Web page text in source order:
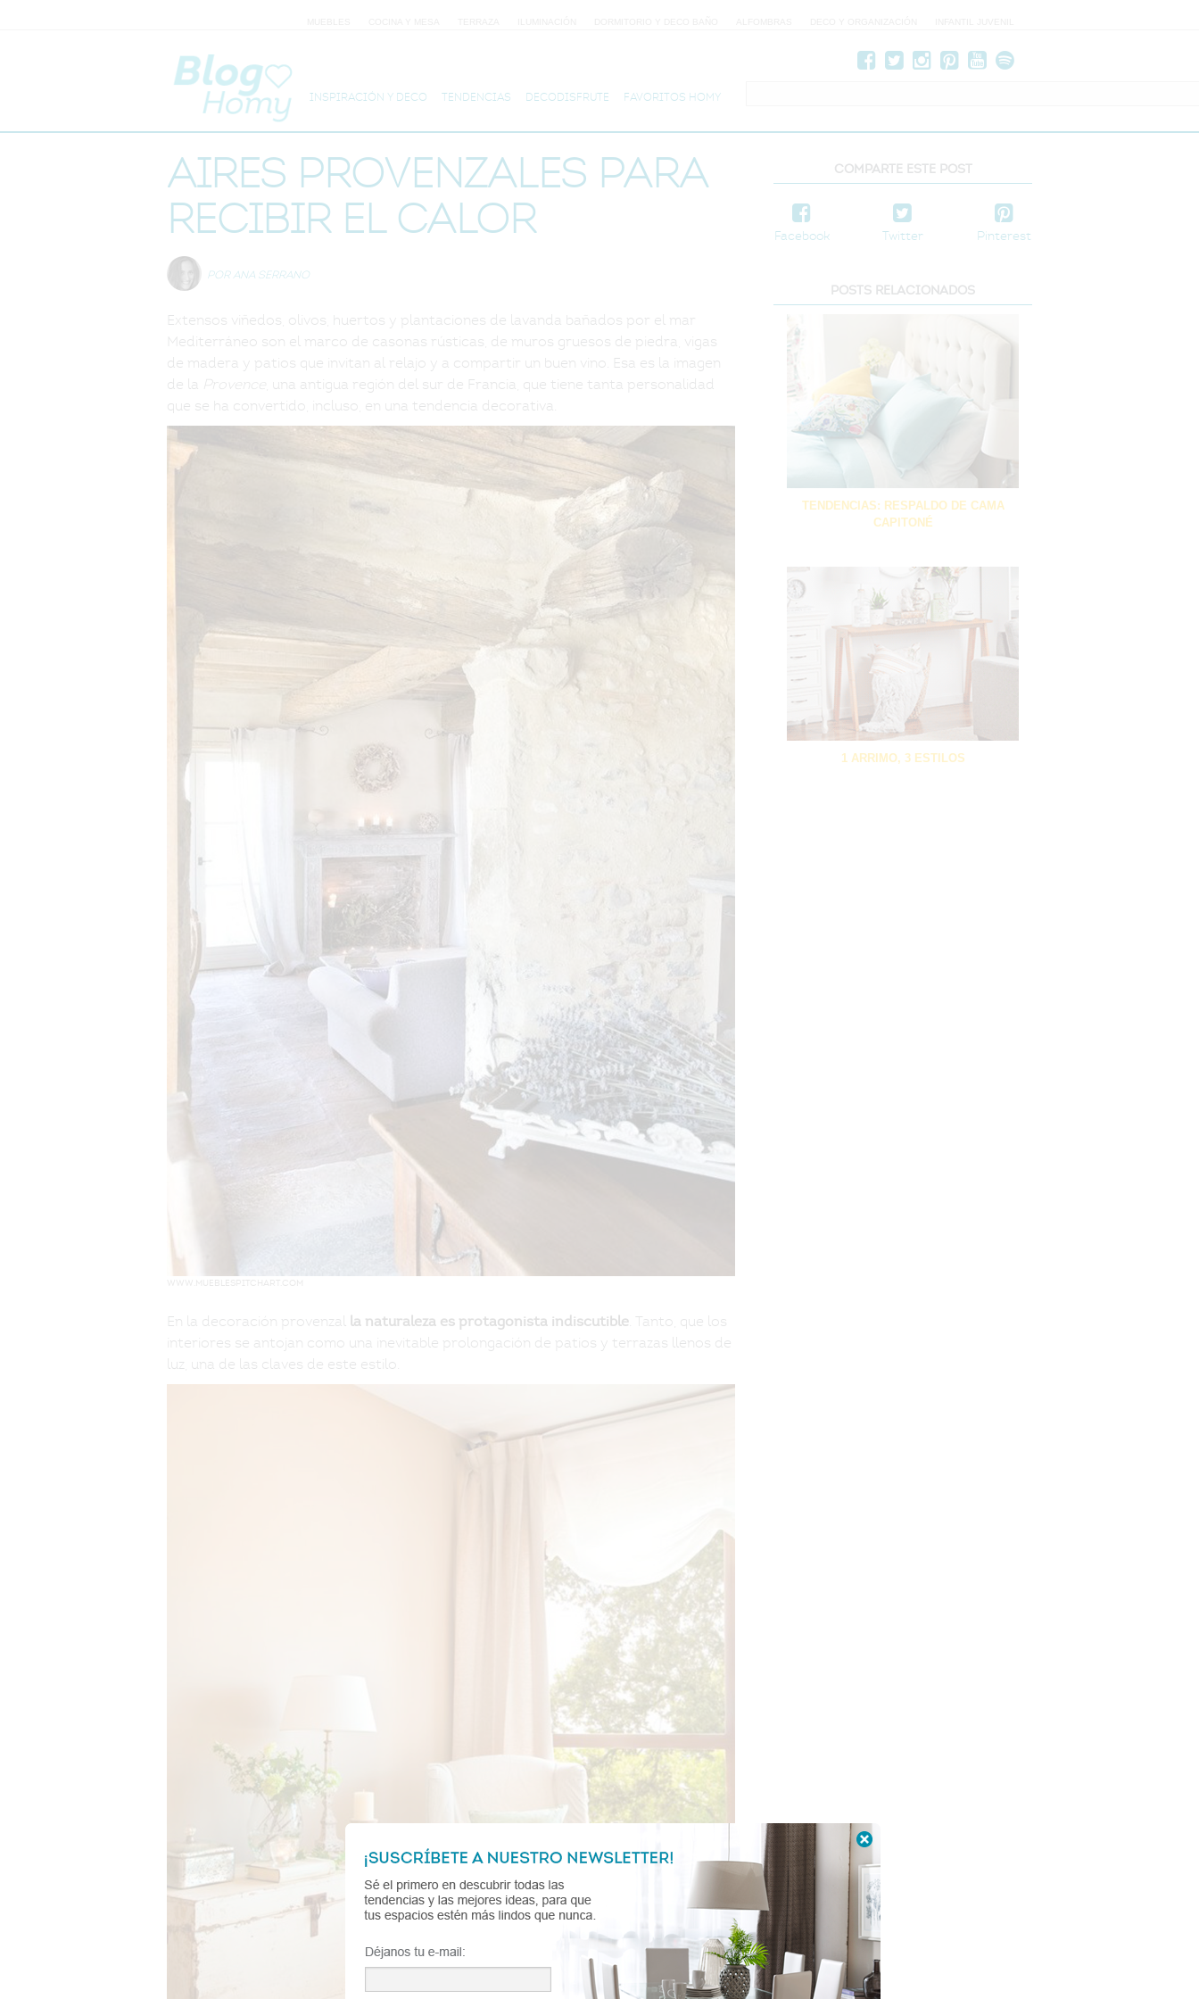
INSPIRACIÓN Y DECO TENDENCIAS DECODISFRUTE FAVORITOS HOMY
Aires provenzales para
recibir el calor
POR ANA SERRANO
Extensos viñedos, olivos, huertos y plantaciones de lavanda bañados por el mar
Mediterráneo son el marco de casonas rústicas, de muros gruesos de piedra, vigas
de madera y patios que invitan al relajo y a compartir un buen vino. Esa es la imagen
de la
Provence
, una antigua región del sur de Francia, que tiene tanta personalidad
que se ha convertido, incluso, en una tendencia decorativa.
En la decoración provenzal la naturaleza es protagonista indiscutible . Tanto, que los
interiores se antojan como una inevitable prolongación de patios y terrazas llenos de
luz, una de las claves de este estilo.
COMPARTE ESTE POST
Facebook Twitter Pinterest
POSTS RELACIONADOS
TENDENCIAS: RESPALDO DE CAMA
CAPITONÉ
1 ARRIMO, 3 ESTILOS